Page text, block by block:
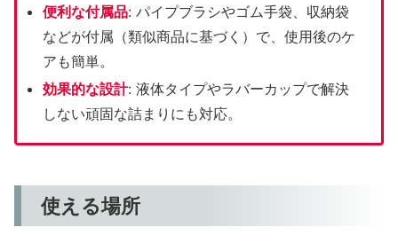
便利な付属品: パイプブラシやゴム手袋、収納袋
などが付属（類似商品に基づく）で、使用後のケ
アも簡単。
効果的な設計: 液体タイプやラバーカップで解決
しない頑固な詰まりにも対応。
使える場所